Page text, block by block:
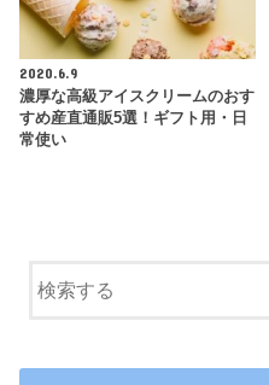
2020.6.9
濃厚な高級アイスクリームのおす
すめ産直通販5選！ギフト用・日
常使い